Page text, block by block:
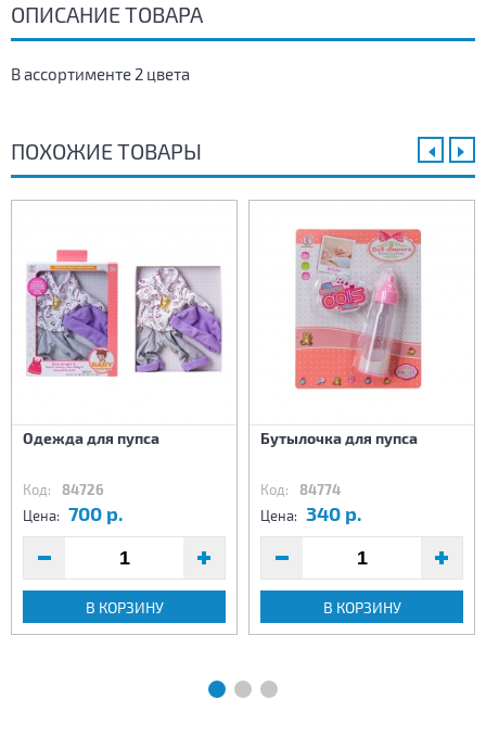
ОПИСАНИЕ ТОВАРА
В ассортименте 2 цвета
ПОХОЖИЕ ТОВАРЫ
Одежда для пупса
Код: 84726
Цена: 700 р.
В КОРЗИНУ
Бутылочка для пупса
Код: 84774
Цена: 340 р.
В КОРЗИНУ